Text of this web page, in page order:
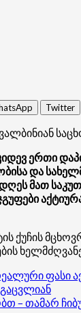
Twitter
ერთი
და
მათ
ქუჩის
ფასი
– თამარ